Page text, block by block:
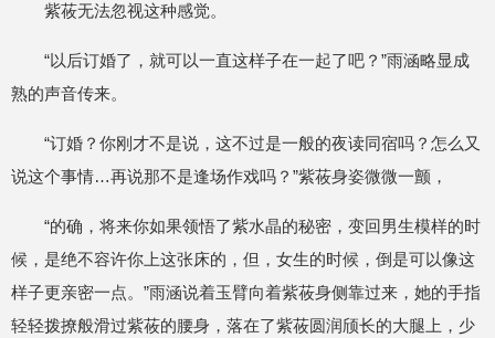
紫莜无法忽视这种感觉。
“以后订婚了，就可以一直这样子在一起了吧？”雨涵略显成
熟的声音传来。
“订婚？你刚才不是说，这不过是一般的夜读同宿吗？怎么又
说这个事情…再说那不是逢场作戏吗？”紫莜身姿微微一颤，
“的确，将来你如果领悟了紫水晶的秘密，变回男生模样的时
候，是绝不容许你上这张床的，但，女生的时候，倒是可以像这
样子更亲密一点。”雨涵说着玉臂向着紫莜身侧靠过来，她的手指
轻轻拨撩般滑过紫莜的腰身，落在了紫莜圆润颀长的大腿上，少